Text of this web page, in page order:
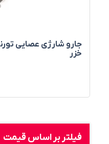
خزر
فیلتر بر اساس قیمت